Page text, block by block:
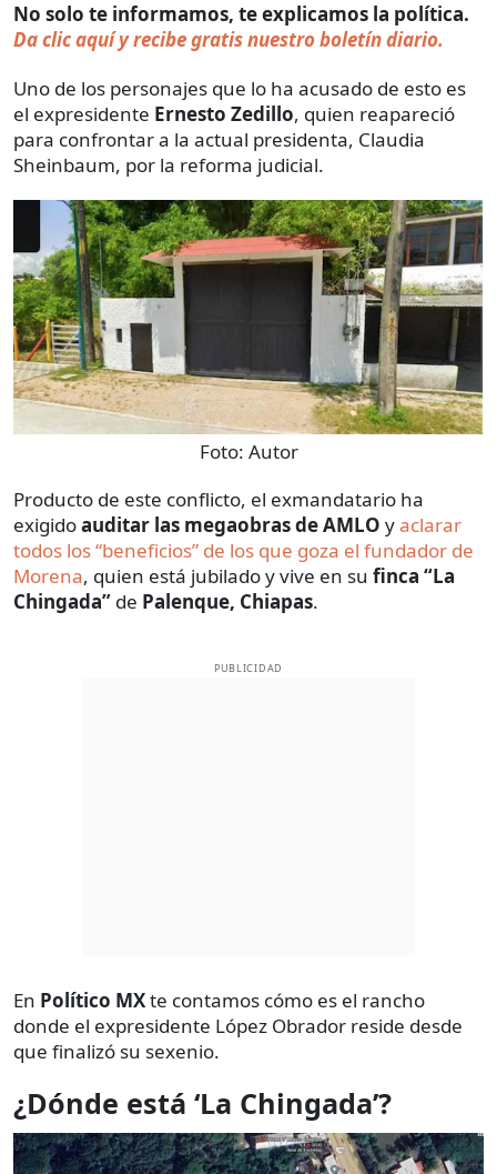
No solo te informamos, te explicamos la política.
Da clic aquí y recibe gratis nuestro boletín diario.
Uno de los personajes que lo ha acusado de esto es
el expresidente Ernesto Zedillo, quien reapareció
para confrontar a la actual presidenta, Claudia
Sheinbaum, por la reforma judicial.
Foto: Autor
Producto de este conflicto, el exmandatario ha
exigidoauditar las megaobras de AMLO yaclarar
todos los “beneficios” de los que goza el fundador de
Morena, quien está jubilado y vive en su finca “La
Chingada” de Palenque, Chiapas.
PUBLICIDAD
En Político MXte contamos cómo es el rancho
donde el expresidente López Obrador reside desde
que finalizó su sexenio.
¿Dónde está ‘La Chingada’?